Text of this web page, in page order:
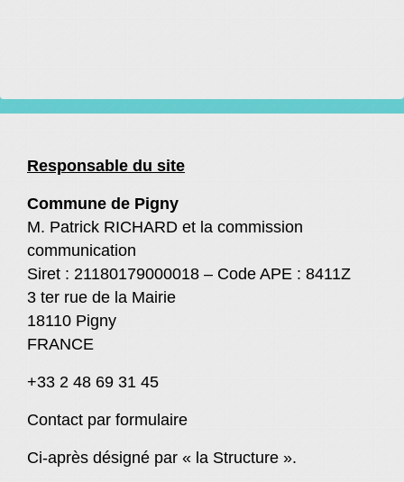
Responsable du site
Commune de Pigny
M. Patrick RICHARD et la commission
communication
Siret : 21180179000018 – Code APE : 8411Z
3 ter rue de la Mairie
18110 Pigny
FRANCE
+33 2 48 69 31 45
Contact par formulaire
Ci-après désigné par « la Structure ».